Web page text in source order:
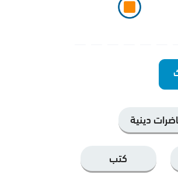
دينية
كتب